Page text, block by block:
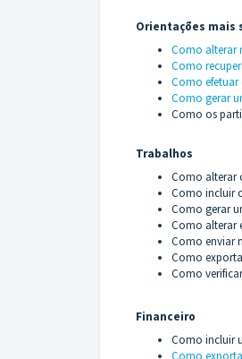
Orientações
Como alterar
Como
Como
Como gerar
Como os
Trabalhos
Como alterar
Como incluir
Como gerar
Como alterar
Como enviar
Como
Como
Financeiro
Como incluir
Como